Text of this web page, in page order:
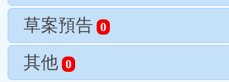
草案預告 0
其他 0